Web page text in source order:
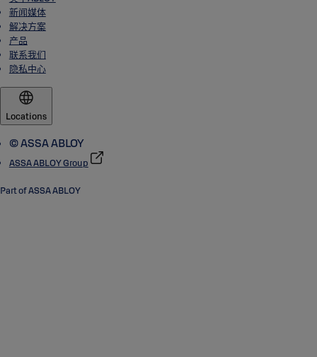
新闻媒体
解决方案
产品
联系我们
隐私中心
Locations
© ASSA ABLOY
ASSA ABLOY Group
Part of ASSA ABLOY